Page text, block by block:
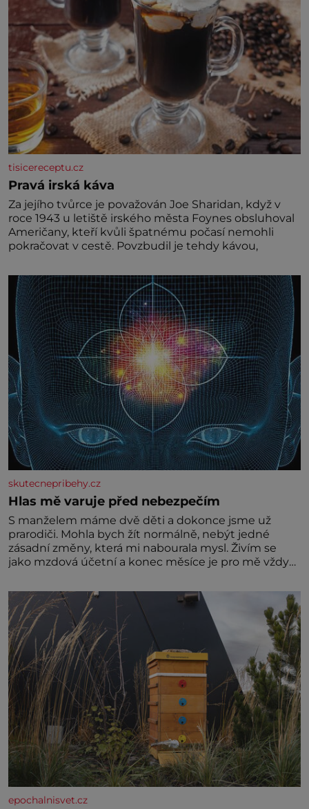
tisicereceptu.cz
Pravá irská káva
Za jejího tvůrce je považován Joe Sharidan, když v
roce 1943 u letiště irského města Foynes obsluhoval
Američany, kteří kvůli špatnému počasí nemohli
pokračovat v cestě. Povzbudil je tehdy kávou,
skutecnepribehy.cz
Hlas mě varuje před nebezpečím
S manželem máme dvě děti a dokonce jsme už
prarodiči. Mohla bych žít normálně, nebýt jedné
zásadní změny, která mi nabourala mysl. Živím se
jako mzdová účetní a konec měsíce je pro mě vždy
máme vnoučata, mi dcera čím dál častěji volá o
pomoc, co se hlídání týče. Dalo by se
epochalnisvet.cz